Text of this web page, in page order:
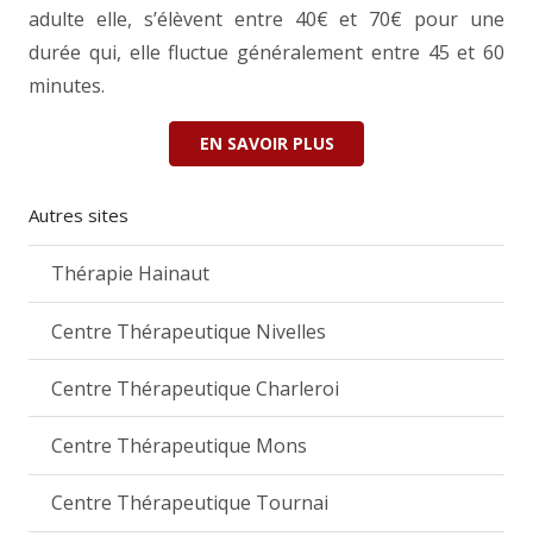
adulte elle, s’élèvent entre 40€ et 70€ pour une
durée qui, elle fluctue généralement entre 45 et 60
minutes.
EN SAVOIR PLUS
Autres sites
Thérapie Hainaut
Centre Thérapeutique Nivelles
Centre Thérapeutique Charleroi
Centre Thérapeutique Mons
Centre Thérapeutique Tournai